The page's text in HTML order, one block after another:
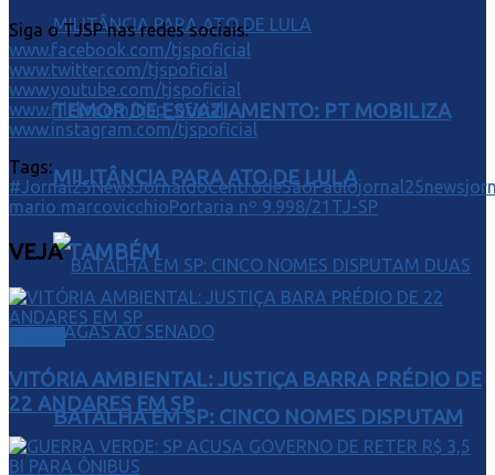
TEMOR DE ESVAZIAMENTO: PT MOBILIZA
MILITÂNCIA PARA ATO DE LULA
BATALHA EM SP: CINCO NOMES DISPUTAM
Siga o TJSP nas redes sociais:
www.facebook.com/tjspoficial
www.twitter.com/tjspoficial
www.youtube.com/tjspoficial
www.flickr.com/tjsp_oficial
www.instagram.com/tjspoficial
Tags:
#Jornal25NewsJornaldoCentrodeSãoPaulojornal25news
mario marcovicchioPortaria nº 9.998/21 TJ-SP
VEJATAMBÉM
VITÓRIA AMBIENTAL: JUSTIÇA BARRA PRÉDIO DE
22 ANDARES EM SP